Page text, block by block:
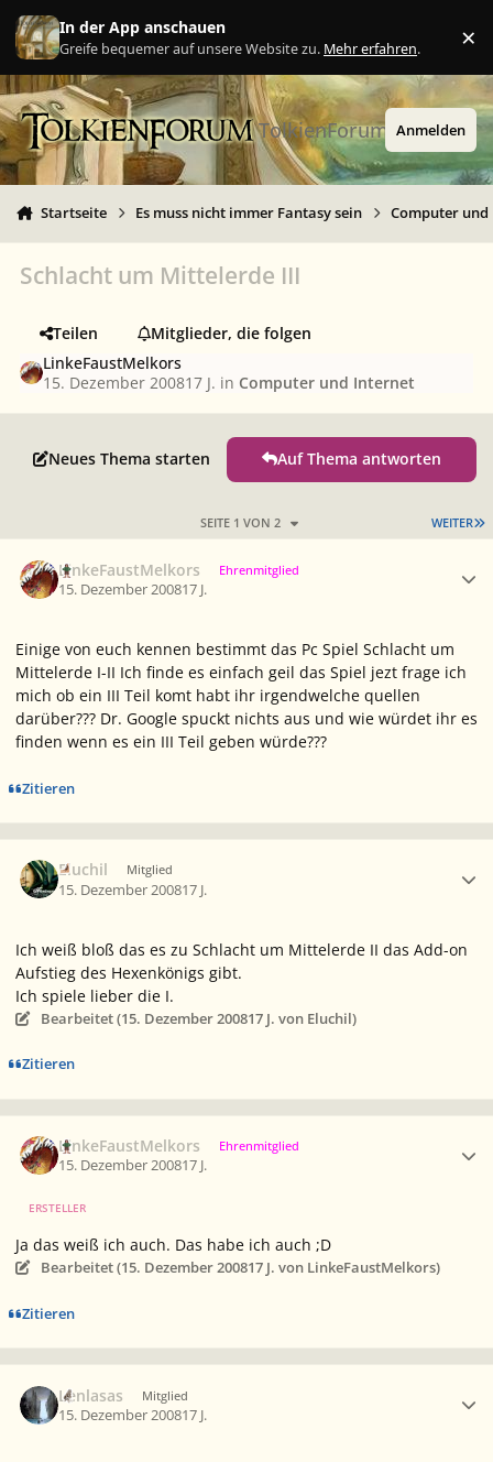
Zu Inhalt springen
In der App anschauen
Greife bequemer auf unsere Website zu. Mehr erfahren. ×
TolkienForum Anmelden
Startseite Es muss nicht immer Fantasy sein Computer
Schlacht um Mittelerde III
Teilen
Mitglieder, die folgen
LinkeFaustMelkors
15. Dezember 200817 J. in Computer und Internet
Neues Thema starten Auf Thema antworten
WEITER
SEITE 1 VON 2
LinkeFaustMelkors Ehrenmitglied
15. Dezember 200817 J.
Einige von euch kennen bestimmt das Pc Spiel Schlacht um
Mittelerde I-II Ich finde es einfach geil das Spiel jezt frage ich
mich ob ein III Teil komt habt ihr irgendwelche quellen
darüber??? Dr. Google spuckt nichts aus und wie würdet ihr es
finden wenn es ein III Teil geben würde???
Zitieren
Eluchil Mitglied
15. Dezember 200817 J.
Ich weiß bloß das es zu Schlacht um Mittelerde II das Add-on
Aufstieg des Hexenkönigs gibt.
Ich spiele lieber die I.
Bearbeitet (15. Dezember 200817 J. von Eluchil)
Zitieren
LinkeFaustMelkors Ehrenmitglied
15. Dezember 200817 J.
ERSTELLER
Ja das weiß ich auch. Das habe ich auch ;D
Bearbeitet (15. Dezember 200817 J. von LinkeFaustMelkors)
Zitieren
Lenlasas Mitglied
15. Dezember 200817 J.